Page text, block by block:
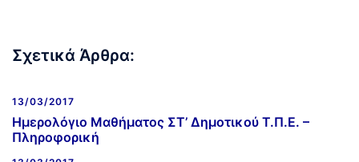
Σχετικά Άρθρα:
13/03/2017
Ημερολόγιο Μαθήματος ΣΤ’ Δημοτικού Τ.Π.Ε. –
Πληροφορική